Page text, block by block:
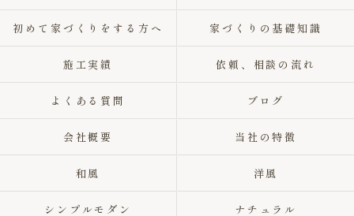
初めて家づくりをする方へ 家づくりの基礎知識
施工実績 依頼、相談の流れ
よくある質問 ブログ
会社概要 当社の特徴
和風 洋風
シンプルモダン ナチュラル